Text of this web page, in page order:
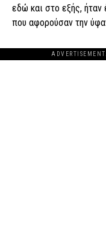
εδώ και στο εξής, ήταν
που αφορούσαν την